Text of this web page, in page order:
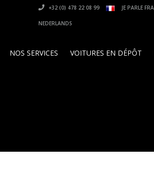
+32 (0) 478 22 08 99 JE PARLE
NEDERLANDS
NOS SERVICES VOITURES EN DÉPÔT